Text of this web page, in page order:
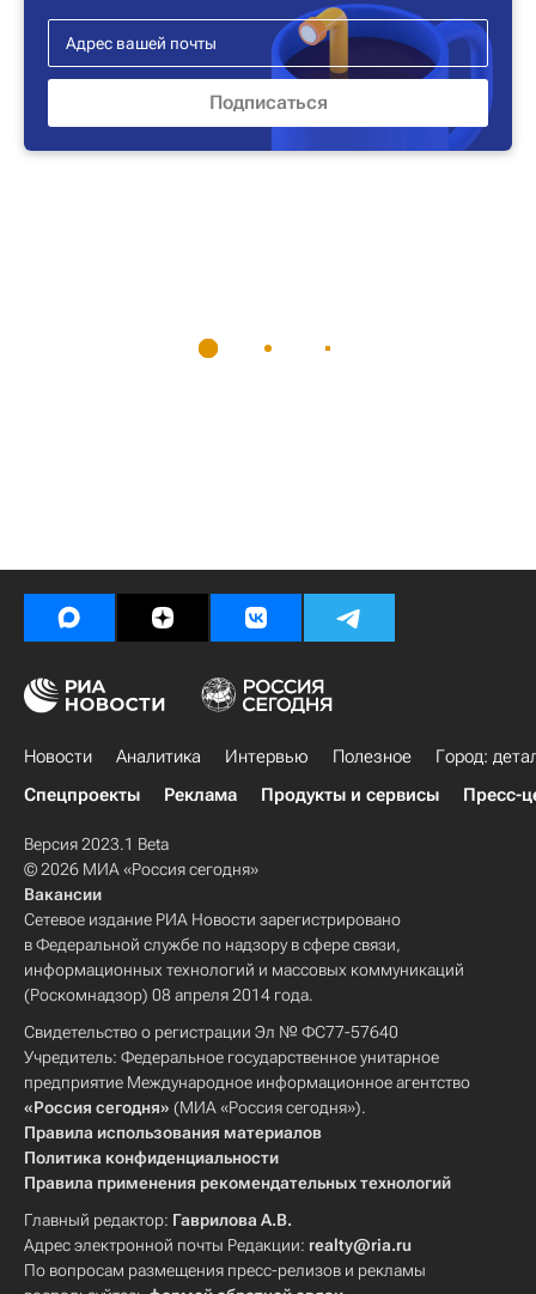
Новости Аналитика Интервью Полезное
Город:
Спецпроекты
Реклама Продукты и сервисы Пресс-
Версия 2023.1 Beta
© 2026 МИА «Россия сегодня»
Вакансии
Сетевое издание РИА Новости зарегистрировано
в Федеральной службе по надзору в сфере связи,
информационных технологий и массовых коммуникаций
(Роскомнадзор) 08 апреля 2014 года.
Свидетельство о регистрации Эл № ФС77-57640
Учредитель: Федеральное государственное унитарное
предприятие Международное информационное агентство
«Россия сегодня» (МИА «Россия сегодня»).
Правила использования материалов
Политика конфиденциальности
Правила применения рекомендательных технологий
Главный редактор: Гаврилова А.В.
Адрес электронной почты Редакции: realty@ria.ru
По вопросам размещения пресс-релизов и рекламы